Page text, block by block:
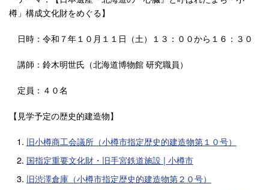
樽」構成文化財をめぐる】
日時：令和７年１０月１１日（土）１３：００から１６：３０
講師：鈴木明世氏（北海道博物館 研究職員）
定員：４０名
【見学予定の歴史的建造物】
旧小樽商工会議所（小樽市指定歴史的建造物第１０号）
国指定重要文化財・旧手宮鉄道施設 | 小樽市
旧渋澤倉庫（小樽市指定歴史的建造物第２０号）